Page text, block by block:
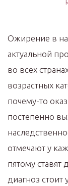
Ожирение в
актуальной
во всех
возрастных
почему-то
постепенно
отмечают у
пятому
диагноз стоит